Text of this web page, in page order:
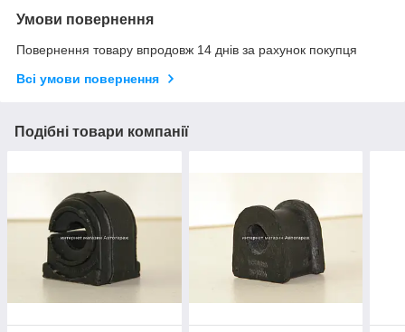
Умови повернення
Повернення товару впродовж 14 днів за рахунок покупця
Всі умови повернення
Подібні товари компанії